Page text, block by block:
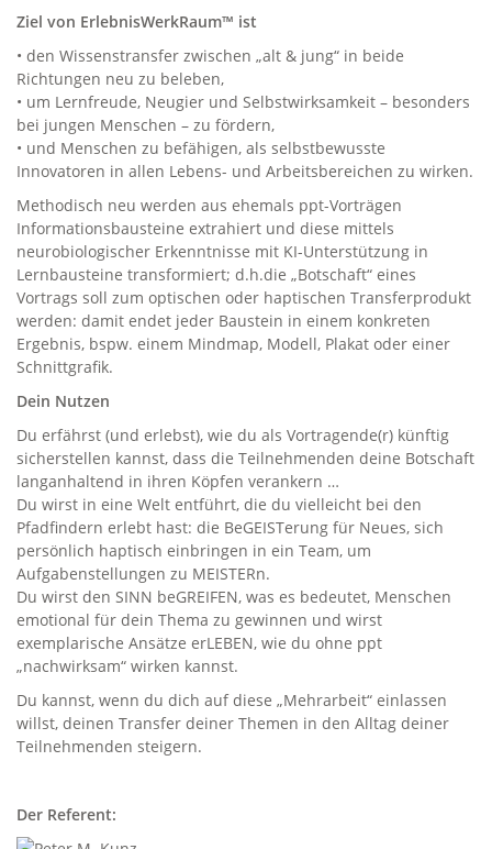
Ziel von ErlebnisWerkRaum™ ist
• den Wissenstransfer zwischen „alt & jung“ in beide
Richtungen neu zu beleben,
• um Lernfreude, Neugier und Selbstwirksamkeit – besonders
bei jungen Menschen – zu fördern,
• und Menschen zu befähigen, als selbstbewusste
Innovatoren in allen Lebens- und Arbeitsbereichen zu wirken.
Methodisch neu werden aus ehemals ppt-Vorträgen
Informationsbausteine extrahiert und diese mittels
neurobiologischer Erkenntnisse mit KI-Unterstützung in
Lernbausteine transformiert; d.h.die „Botschaft“ eines
Vortrags soll zum optischen oder haptischen Transferprodukt
werden: damit endet jeder Baustein in einem konkreten
Ergebnis, bspw. einem Mindmap, Modell, Plakat oder einer
Schnittgrafik.
Dein Nutzen
Du erfährst (und erlebst), wie du als Vortragende(r) künftig
sicherstellen kannst, dass die Teilnehmenden deine Botschaft
langanhaltend in ihren Köpfen verankern …
Du wirst in eine Welt entführt, die du vielleicht bei den
Pfadfindern erlebt hast: die BeGEISTerung für Neues, sich
persönlich haptisch einbringen in ein Team, um
Aufgabenstellungen zu MEISTERn.
Du wirst den SINN beGREIFEN, was es bedeutet, Menschen
emotional für dein Thema zu gewinnen und wirst
exemplarische Ansätze erLEBEN, wie du ohne ppt
„nachwirksam“ wirken kannst.
Du kannst, wenn du dich auf diese „Mehrarbeit“ einlassen
willst, deinen Transfer deiner Themen in den Alltag deiner
Teilnehmenden steigern.
Der Referent: